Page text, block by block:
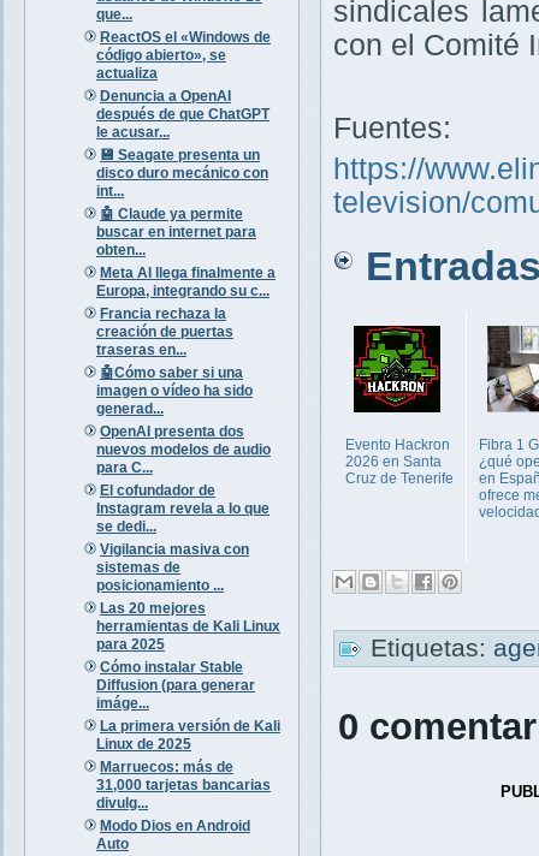
que...
ReactOS el «Windows de
código abierto», se
actualiza
Denuncia a OpenAI
después de que ChatGPT
le acusar...
💾 Seagate presenta un
disco duro mecánico con
int...
🤖 Claude ya permite
buscar en internet para
obten...
Meta AI llega finalmente a
Europa, integrando su c...
Francia rechaza la
creación de puertas
traseras en...
🤖Cómo saber si una
imagen o vídeo ha sido
generad...
OpenAI presenta dos
nuevos modelos de audio
para C...
El cofundador de
Instagram revela a lo que
se dedi...
Vigilancia masiva con
sistemas de
posicionamiento ...
Las 20 mejores
herramientas de Kali Linux
para 2025
Cómo instalar Stable
Diffusion (para generar
imáge...
La primera versión de Kali
Linux de 2025
Marruecos: más de
31,000 tarjetas bancarias
divulg...
Modo Dios en Android
Auto
sindicales
con el Comité
Fuentes:
https://
television/
Entradas
Evento Hackron
2026 en Santa
Cruz de Tenerife
Fibra 1
¿qué
en
ofrece
Etiquetas:
0